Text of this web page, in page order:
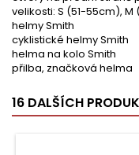
velikosti: S (51-55cm),
helmy Smith
cyklistické helmy Smith
helma na kolo Smith
přilba, značková helma
16 DALŠÍCH